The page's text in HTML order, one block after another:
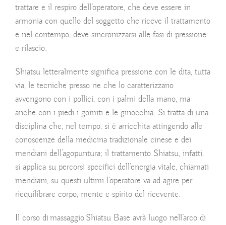
trattare e il respiro dell’operatore, che deve essere in
armonia con quello del soggetto che riceve il trattamento
e nel contempo, deve sincronizzarsi alle fasi di pressione
e rilascio.
Shiatsu letteralmente significa pressione con le dita, tutta
via, le tecniche presso rie che lo caratterizzano
avvengono con i pollici, con i palmi della mano, ma
anche con i piedi i gomiti e le ginocchia. Si tratta di una
disciplina che, nel tempo, si è arricchita attingendo alle
conoscenze della medicina tradizionale cinese e dei
meridiani dell’agopuntura; il trattamento Shiatsu, infatti,
si applica su percorsi specifici dell’energia vitale, chiamati
meridiani, su questi ultimi l’operatore va ad agire per
riequilibrare corpo, mente e spirito del ricevente.
Il corso di massaggio Shiatsu Base avrà luogo nell’arco di